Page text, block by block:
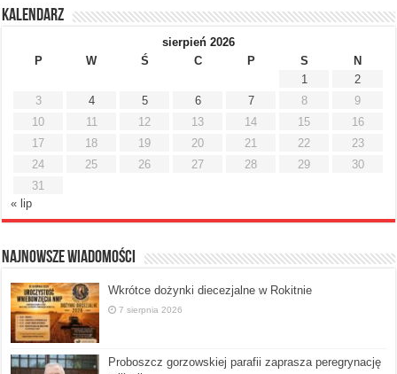
Kalendarz
sierpień 2026
P
W Ś C P S
N
1
2
3
4 5 6 7 8
9
10
11 12 13 14 15
16
17
18 19 20 21 22
23
24
25 26 27 28 29
30
31
« lip
Najnowsze Wiadomości
Wkrótce dożynki diecezjalne w Rokitnie
7 sierpnia 2026
Proboszcz gorzowskiej parafii zaprasza peregrynację